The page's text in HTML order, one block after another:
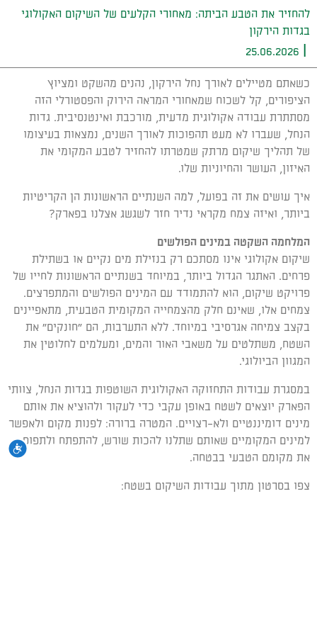
להחזיר את הטבע הביתה: מאחורי הקלעים של השיקום האקולוגי
בגדות הירקון
25.06.2026
כשאתם מטיילים לאורך נחל הירקון, נהנים מהשקט ומציוץ
הציפורים, קל לשכוח שמאחורי המראה הירוק והפסטורלי הזה
מסתתרת עבודה אקולוגית מדעית, מורכבת ואינטנסיבית. גדות
הנחל, שעברו לא מעט תהפוכות לאורך השנים, נמצאות בעיצומו
של תהליך שיקום מרתק שמטרתו להחזיר לטבע המקומי את
האיזון, העושר והחיוניות שלו.
איך עושים את זה בפועל, למה השנתיים הראשונות הן הקריטיות
ביותר, ואיזה צמח מקראי נדיר חזר לשגשג אצלנו בפארק?
המלחמה השקטה במינים הפולשים
שיקום אקולוגי אינו מסתכם רק בנזילת מים נקיים או בשתילת
פרחים. האתגר הגדול ביותר, במיוחד בשנתיים הראשונות לחייו של
פרויקט שיקום, הוא להתמודד עם המינים הפולשים והמתפרצים.
צמחים אלו, שאינם חלק מהצמחייה המקומית הטבעית, מתאפיינים
בקצב צמיחה אגרסיבי במיוחד. ללא התערבות, הם "חונקים" את
השטח, משתלטים על משאבי האור והמים, ומעלמים לחלוטין את
המגוון הביולוגי.
במסגרת עבודות התחזוקה האקולוגית השוטפות בגדות הנחל, צוותי
הפארק יוצאים לשטח באופן עקבי כדי לעקור ולהוציא את אותם
מינים דומיננטיים ולא-רצויים. המטרה ברורה: לפנות מקום ולאפשר
למינים המקומיים שאותם שתלנו להכות שורש, להתפתח ולתפוס
את מקומם הטבעי בבטחה.
צפו בסרטון מתוך עבודות השיקום בשטח: